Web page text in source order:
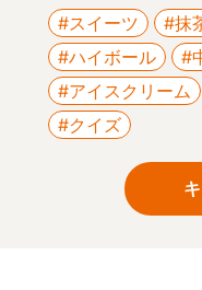
#スイーツ #抹
#ハイボール
#
#アイスクリーム
#クイズ